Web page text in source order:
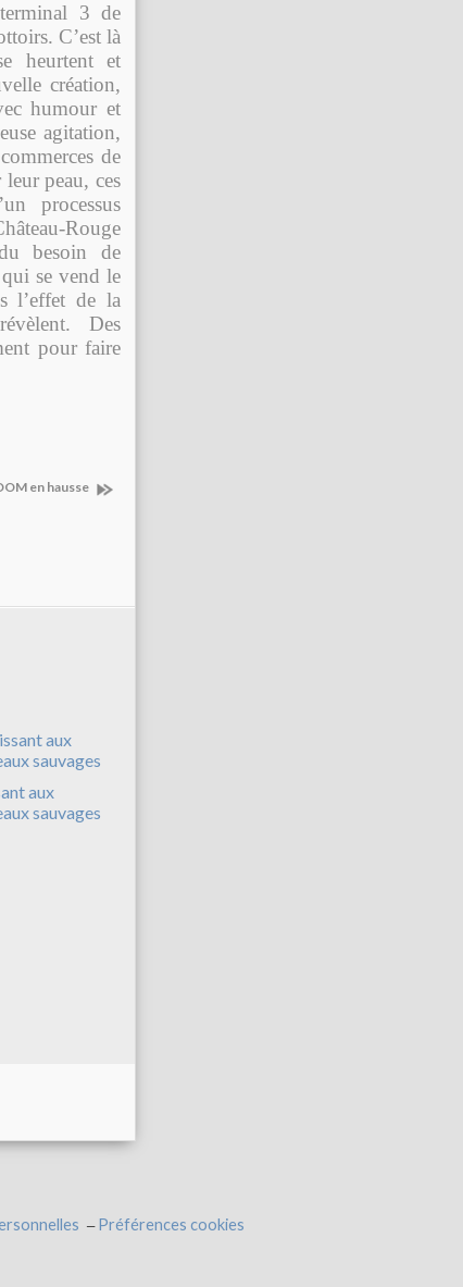
3 de
C’est là
heurtent et
création,
humour et
agitation,
de
peau, ces
processus
Rouge
besoin de
se vend le
l’effet de la
Des
pour faire
en hausse
aux
sauvages
Préférences cookies